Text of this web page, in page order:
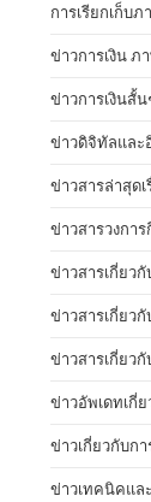
การเรียกเก็บ
ข่าวการเงิน ภ
ข่าวการเงินสั้น
ข่าวดิจิทัลและ
ข่าวสารล่าสุดเ
ข่าวสารวงกา
ข่าวสารเกี่ยว
ข่าวสารเกี่ยว
ข่าวสารเกี่ยว
ข่าวอัพเดทเกี่
ข่าวเกี่ยวกับกา
ข่าวเทคนิคแล